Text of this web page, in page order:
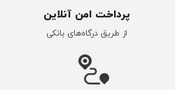
پرداخت امن آنلاین
از طریق درگاه‌های بانکی